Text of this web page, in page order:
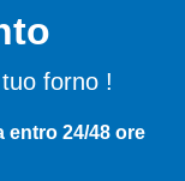
forno !
entro 24/48 ore